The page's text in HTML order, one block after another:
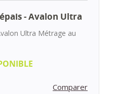
- Avalon Ultra
Ultra Métrage au
Comparer